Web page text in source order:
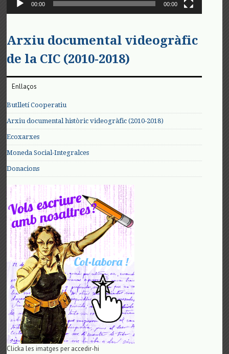
00:00 00:00
Arxiu documental videogràfic
de la CIC (2010-2018)
Enllaços
Butlletí Cooperatiu
Arxiu documental històric videogràfic (2010-2018)
Ecoxarxes
Moneda Social-Integralces
Donacions
Clicka les imatges per accedir-hi